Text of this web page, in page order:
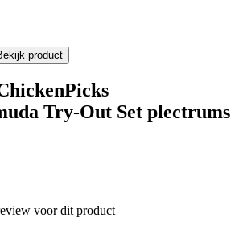
product
Try-Out Set plectrums
voor dit product